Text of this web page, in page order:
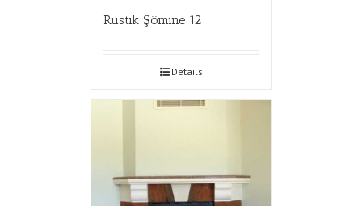
Rustik Şömine 12
Details